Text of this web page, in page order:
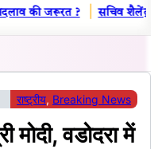
की जरूरत ? | सचिव शैलेंद्र
राष्ट्रीय, Breaking News
मोदी, वडोदरा में